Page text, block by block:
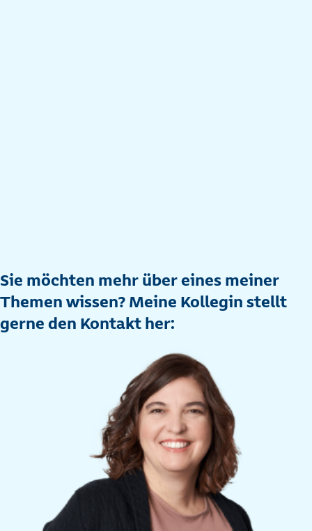
Sie möchten mehr über eines meiner
Themen wissen? Meine Kollegin stellt
gerne den Kontakt her: